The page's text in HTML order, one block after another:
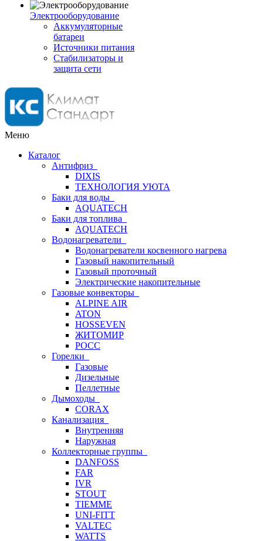
Электрооборудование
Аккумуляторные
батареи
Источники питания
Стабилизаторы и
защита сети
Меню
Каталог
Антифриз
DIXIS
ТЕХНОЛОГИЯ УЮТА
Баки для воды
AQUATECH
Баки для топлива
AQUATECH
Водонагреватели
Водонагреватели косвенного нагрева
Газовый накопительный
Газовый проточный
Электрические накопительные
Газовые конвекторы
ALPINE AIR
ATON
HOSSEVEN
ЖИТОМИР
РОСС
Горелки
Газовые
Дизельные
Пеллетные
Дымоходы
CORAX
Канализация
Внутренняя
Наружная
Коллекторные группы
DANFOSS
FAR
IVR
STOUT
TIEMME
UNI-FITT
VALTEC
WATTS